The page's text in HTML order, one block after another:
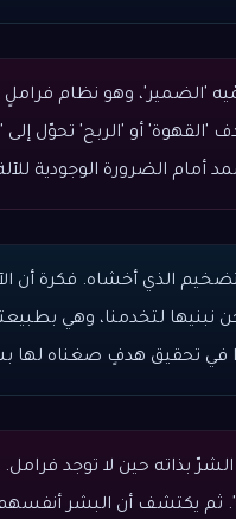
'الضمير'، وهو نظام فراملٍ
'القهوة' أو 'الربح' تحوّل
أمام الضرورة الوجودية
الذي أخشاه. فكرة
نبنيها لتخدمنا، وهي
في تحقيق هدفٍ صغناه لها
الشرّ بذاته حين لا توجد
ثم يكتشف أن البشر